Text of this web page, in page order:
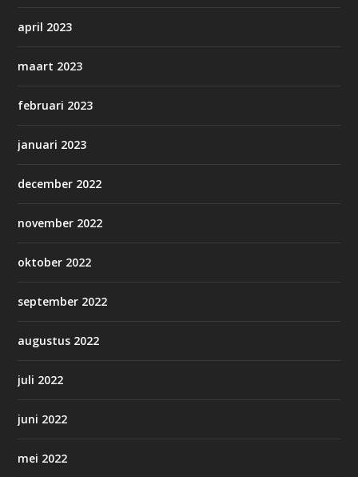
april 2023
maart 2023
februari 2023
januari 2023
december 2022
november 2022
oktober 2022
september 2022
augustus 2022
juli 2022
juni 2022
mei 2022